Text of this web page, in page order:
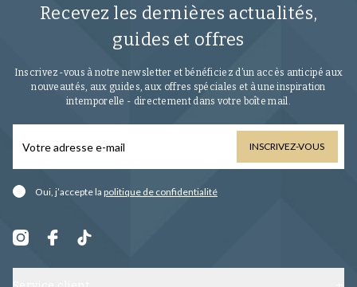
Recevez les dernières actualités,
guides et offres
Inscrivez-vous à notre newsletter et bénéficiez d’un accès anticipé aux
nouveautés, aux guides, aux offres spéciales et à une inspiration
intemporelle - directement dans votre boîte mail.
INSCRIVEZ-VOUS
Oui, j’accepte la politique de confidentialité